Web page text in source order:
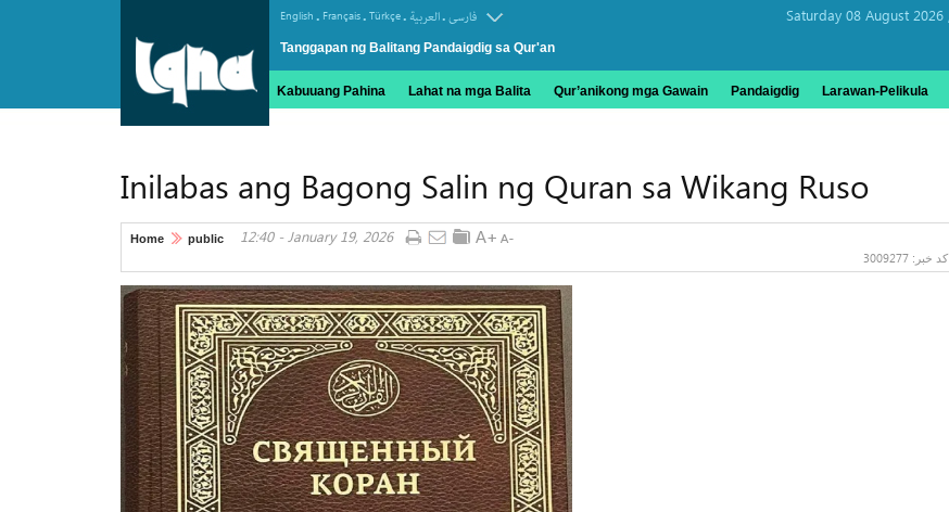
English . Français. Türkçe. العربیة.فارسی
Tanggapan ng Balitang Pandaigdig sa Qur'an
Saturday 08 August 2026 ,
Kabuuang Pahina Lahat na mga Balita Qur’anikong mga Gawain Pandaigdig Larawan-Pelikula
Inilabas ang Bagong Salin ng Quran sa Wikang Ruso
Home public 12:40 - January 19, 2026
کد خبر:3009277